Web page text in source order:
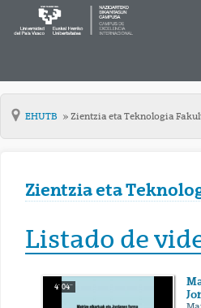
EHUTB Zientzia eta Teknologia
Zientzia eta
Listado de
4' 04''